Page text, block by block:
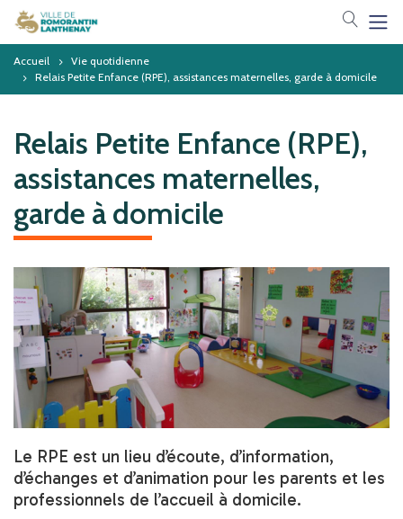
Votre
Accueil
Vie quotidienne
Relais Petite Enfance (RPE), assistances maternelles, garde à domicile
Relais Petite Enfance (RPE),
assistances maternelles,
garde à domicile
Le RPE est un lieu d’écoute, d’information,
d’échanges et d’animation pour les parents et les
professionnels de l’accueil à domicile.